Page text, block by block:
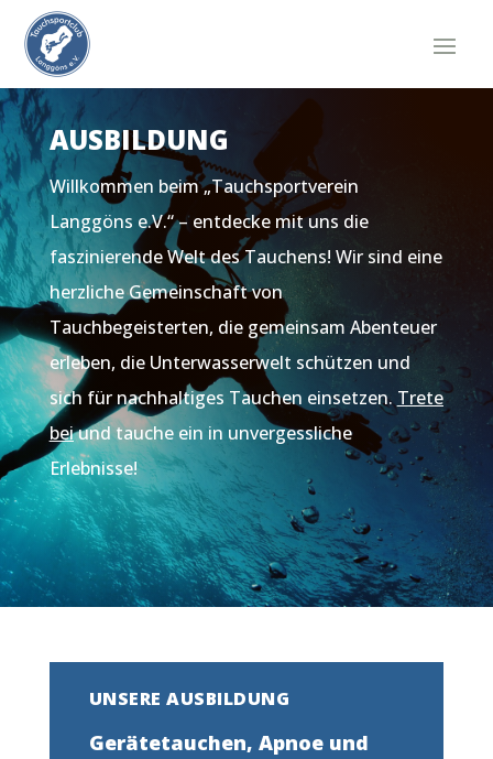
AUSBILDUNG
Willkommen beim „Tauchsportverein
Langgöns e.V.“ – entdecke mit uns die
faszinierende Welt des Tauchens! Wir sind eine
herzliche Gemeinschaft von
Tauchbegeisterten, die gemeinsam Abenteuer
erleben, die Unterwasserwelt schützen und
sich für nachhaltiges Tauchen einsetzen. Trete
beiund tauche ein in unvergessliche
Erlebnisse!
UNSERE AUSBILDUNG
Gerätetauchen, Apnoe und